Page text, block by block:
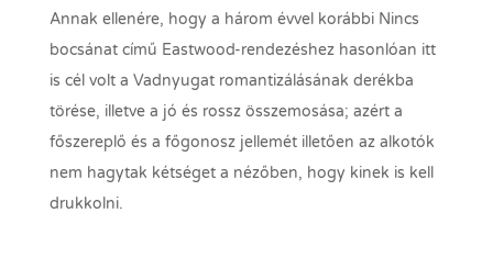
Annak ellenére, hogy a három évvel korábbi Nincs
bocsánat című Eastwood-rendezéshez hasonlóan itt
is cél volt a Vadnyugat romantizálásának derékba
törése, illetve a jó és rossz összemosása; azért a
főszereplő és a főgonosz jellemét illetően az alkotók
nem hagytak kétséget a nézőben, hogy kinek is kell
drukkolni.